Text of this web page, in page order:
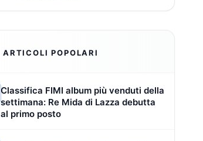
ARTICOLI POPOLARI
Classifica FIMI album più venduti della
settimana: Re Mida di Lazza debutta
al primo posto